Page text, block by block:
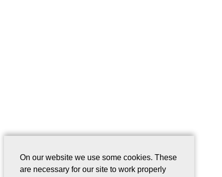
On our website we use some cookies. These
are necessary for our site to work properly